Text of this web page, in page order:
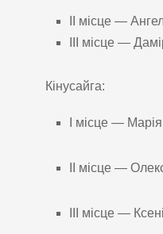
ІІ місце —
ІІІ місце —
Кінусайга:
І місце —
ІІ місце —
ІІІ місце —